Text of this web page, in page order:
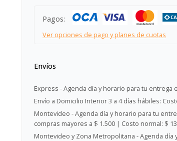
Pagos:
Ver opciones de pago y planes de cuotas
Envíos
Express - Agenda día y horario para tu entrega
Envío a Domicilio Interior 3 a 4 días hábiles:
Montevideo - Agenda día y horario para tu
compras mayores a $ 1.500 | Costo normal: $
Montevideo y Zona Metropolitana - Agenda día